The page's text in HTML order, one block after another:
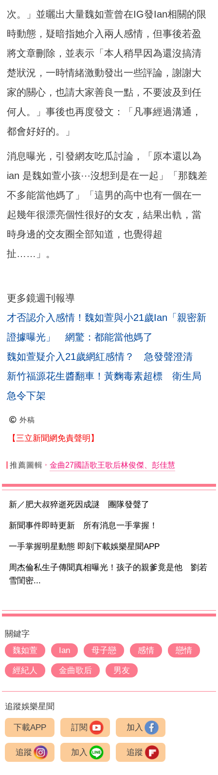
次。」並曬出大量魏如萱曾在IG發Ian相關的限
時動態，疑暗指她介入兩人感情，但事後若盈
將文章刪除，並表示「本人稍早因為還沒搞清
楚狀況，一時情緒激動發出一些評論，謝謝大
家的關心，也請大家善良一點，不要波及到任
何人。」事後也再度發文：「凡事經過溝通，
都會好好的。」
消息曝光，引發網友吃瓜討論，「原本還以為
ian 是魏如萱小孩⋯沒想到是在一起」「那魏差
不多能當他媽了」「這男的高中也有一個在一
起幾年很漂亮個性很好的女友，結果出軌，當
時身邊的交友圈全部知道，也覺得超
扯……」。
更多鏡週刊報導
才否認介入感情！魏如萱與小21歲Ian「親密新
證據曝光」 網驚：都能當他媽了
魏如萱疑介入21歲網紅感情？ 急發聲澄清
新竹福源花生醬翻車！黃麴毒素超標 衛生局
急令下架
外稿
【三立新聞網免責聲明】
推薦圖輯 金曲27國語歌王歌后林俊傑、彭佳慧
新／肥大叔猝逝死因成謎 團隊發聲了
新聞事件即時更新 所有消息一手掌握！
一手掌握明星動態 即刻下載娛樂星聞APP
周杰倫私生子傳聞真相曝光！孩子的親爹竟是他 劉若
雪閨密...
關鍵字
魏如萱
Ian 母子戀 感情 戀情
經紀人 金曲歌后 男友
追蹤娛樂星聞
下載APP 訂閱 加入
追蹤 加入 追蹤